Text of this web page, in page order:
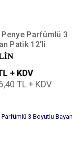
Parfümlü 3
Patik 12'li
+ KDV
TL + KDV